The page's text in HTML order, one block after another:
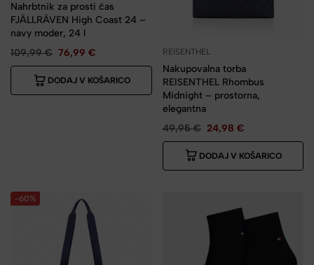
Nahrbtnik za prosti čas
FJÄLLRÄVEN High Coast 24 –
navy moder, 24 l
109,99€ 76,99 €
DODAJ V KOŠARICO
REISENTHEL
Nakupovalna torba
REISENTHEL Rhombus
Midnight – prostorna,
elegantna
49,95€ 24,98 €
DODAJ V KOŠARICO
-60%